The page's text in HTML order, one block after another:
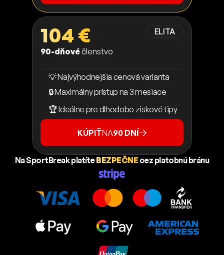
ELITA
104 €
90-dňovéčlenstvo
💡 Najvýhodnejšia cenová varianta
🔒 Maximálny prístup na 3 mesiace
🏆 Ideálne pre dlhodobo ziskové tipy
KÚPIŤNA90 DNÍ
Na SportBreak platíteBEZPEČNE cez platobnú bránu